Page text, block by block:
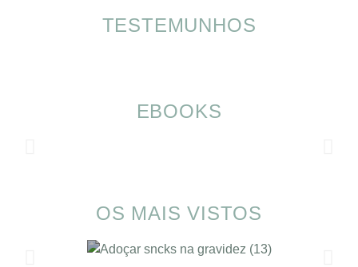
TESTEMUNHOS
EBOOKS
OS MAIS VISTOS